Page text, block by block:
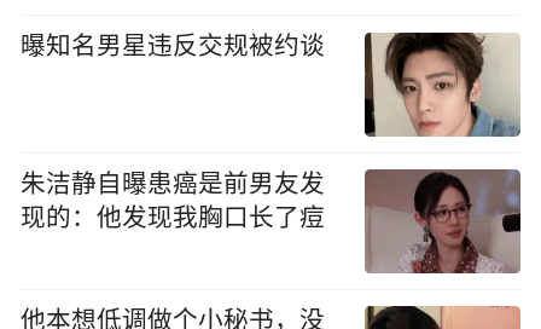
曝知名男星违反交规被约谈
朱洁静自曝患癌是前男友发
现的：他发现我胸口长了痘
他本想低调做个小秘书，没